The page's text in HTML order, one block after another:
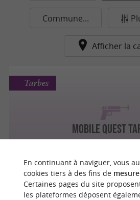
Commune...
Afficher la
Mobile Quest
Tarbes
Tarbes
En continuant à naviguer, vous
cookies tiers à des fins de
Certaines pages du site
les plateformes déposent